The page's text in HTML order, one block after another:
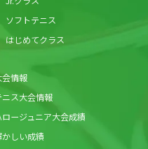
ソフトテニス
はじめてクラス
会情報
ニス大会情報
ロージュニア大会成績
かしい成績